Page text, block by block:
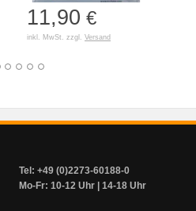
11,90 €
inkl. MwSt. zzgl. Versand
Tel: +49 (0)2273-60188-0
Mo-Fr: 10-12 Uhr | 14-18 Uhr